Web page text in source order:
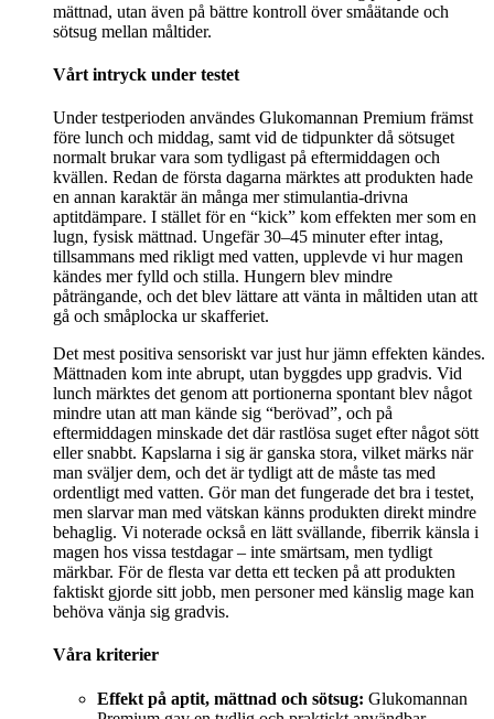
mättnad, utan även på bättre kontroll över småätande och
sötsug mellan måltider.
Vårt intryck under testet
Under testperioden användes Glukomannan Premium främst
före lunch och middag, samt vid de tidpunkter då sötsuget
normalt brukar vara som tydligast på eftermiddagen och
kvällen. Redan de första dagarna märktes att produkten hade
en annan karaktär än många mer stimulantia-drivna
aptitdämpare. I stället för en “kick” kom effekten mer som en
lugn, fysisk mättnad. Ungefär 30–45 minuter efter intag,
tillsammans med rikligt med vatten, upplevde vi hur magen
kändes mer fylld och stilla. Hungern blev mindre
påträngande, och det blev lättare att vänta in måltiden utan att
gå och småplocka ur skafferiet.
Det mest positiva sensoriskt var just hur jämn effekten kändes.
Mättnaden kom inte abrupt, utan byggdes upp gradvis. Vid
lunch märktes det genom att portionerna spontant blev något
mindre utan att man kände sig “berövad”, och på
eftermiddagen minskade det där rastlösa suget efter något sött
eller snabbt. Kapslarna i sig är ganska stora, vilket märks när
man sväljer dem, och det är tydligt att de måste tas med
ordentligt med vatten. Gör man det fungerade det bra i testet,
men slarvar man med vätskan känns produkten direkt mindre
behaglig. Vi noterade också en lätt svällande, fiberrik känsla i
magen hos vissa testdagar – inte smärtsam, men tydligt
märkbar. För de flesta var detta ett tecken på att produkten
faktiskt gjorde sitt jobb, men personer med känslig mage kan
behöva vänja sig gradvis.
Våra kriterier
Effekt på aptit, mättnad och sötsug: Glukomannan